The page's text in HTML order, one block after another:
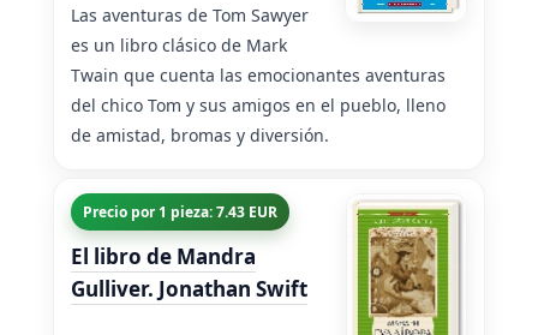
Las aventuras de Tom Sawyer
es un libro clásico de Mark
Twain que cuenta las emocionantes aventuras
del chico Tom y sus amigos en el pueblo, lleno
de amistad, bromas y diversión.
Precio por 1 pieza: 7.43 EUR
El libro de Mandra
Gulliver. Jonathan Swift